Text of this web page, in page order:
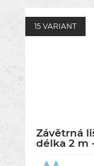
15 VARIANT
Závětrná
délka 2 m